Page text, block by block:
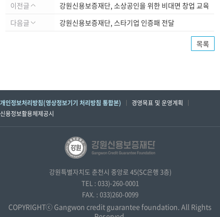
이전글
강원신용보증재단, 소상공인을 위한 비대면 창업 교육
다음글
강원신용보증재단, 스타기업 인증패 전달
목록
개인정보처리방침(영상정보기기 처리방침 통합본)
경영목표 및 운영계획
신용정보활용체제공시
강원특별자치도 춘천시 중앙로 45(SC은행 3층)
TEL : 033)-260-0001
FAX. : 033)260-0099
COPYRIGHTⓒ Gangwon credit guarantee foundation. All Rights